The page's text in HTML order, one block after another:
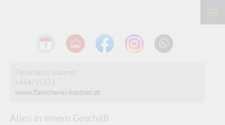
Fleischerei Kastner
+434715323
www.fleischerei-kastner.at
Alles in einem Geschäft